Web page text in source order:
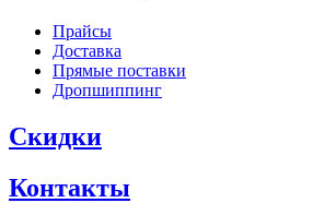
Прайсы
Доставка
Прямые поставки
Дропшиппинг
Скидки
Контакты